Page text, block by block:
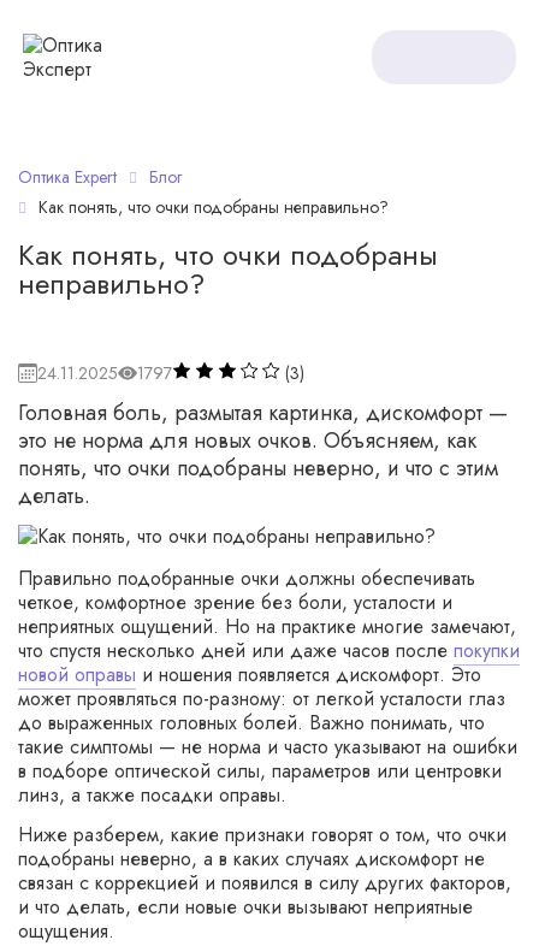
Оптика Expert
Блог
Как понять, что очки подобраны неправильно?
Как понять, что очки подобраны
неправильно?
24.11.2025 1797 (3)
Головная боль, размытая картинка, дискомфорт —
это не норма для новых очков. Объясняем, как
понять, что очки подобраны неверно, и что с этим
делать.
Правильно подобранные очки должны обеспечивать
четкое, комфортное зрение без боли, усталости и
неприятных ощущений. Но на практике многие замечают,
что спустя несколько дней или даже часов после покупки
новой оправы и ношения появляется дискомфорт. Это
может проявляться по-разному: от легкой усталости глаз
до выраженных головных болей. Важно понимать, что
такие симптомы — не норма и часто указывают на ошибки
в подборе оптической силы, параметров или центровки
линз, а также посадки оправы.
Ниже разберем, какие признаки говорят о том, что очки
подобраны неверно, а в каких случаях дискомфорт не
связан с коррекцией и появился в силу других факторов,
и что делать, если новые очки вызывают неприятные
ощущения.